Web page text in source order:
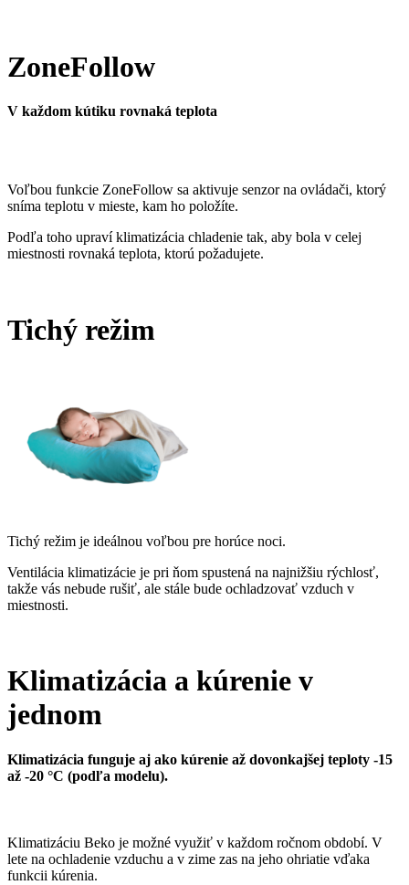
ZoneFollow
V každom kútiku rovnaká teplota
Voľbou funkcie ZoneFollow sa aktivuje senzor na ovládači, ktorý
sníma teplotu v mieste, kam ho položíte.
Podľa toho upraví klimatizácia chladenie tak, aby bola v celej
miestnosti rovnaká teplota, ktorú požadujete.
Tichý režim
Tichý režim je ideálnou voľbou pre horúce noci.
Ventilácia klimatizácie je pri ňom spustená na najnižšiu rýchlosť,
takže vás nebude rušiť, ale stále bude ochladzovať vzduch v
miestnosti.
Klimatizácia a kúrenie v
jednom
Klimatizácia funguje aj ako kúrenie až dovonkajšej teploty -15
až -20 °C (podľa modelu).
Klimatizáciu Beko je možné využiť v každom ročnom období. V
lete na ochladenie vzduchu a v zime zas na jeho ohriatie vďaka
funkcii kúrenia.